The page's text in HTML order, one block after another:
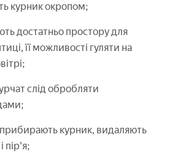
курник окропом;
достатньо простору для
її можливості гуляти на
слід обробляти
курник, видаляють
пір'я;